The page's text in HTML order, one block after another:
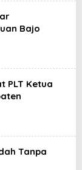
Bajo
PLT Ketua
Tanpa